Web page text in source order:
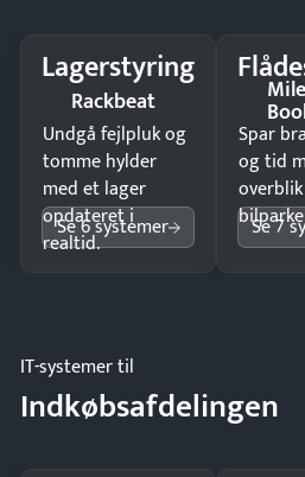
Lagerstyring
Rackbeat
Undgå fejlpluk og
tomme hylder
med et lager
opdateret i
realtid.
Se 6 systemer
Spar
og tid
Se 7
IT-systemer til
Indkøbsafdelingen